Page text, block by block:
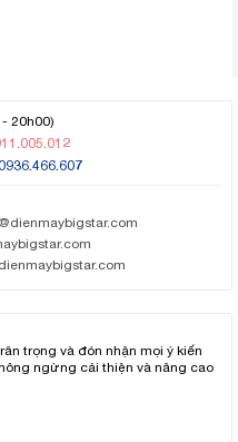
- 20h00)
trọng và đón nhận mọi ý kiến
ngừng cải thiện và nâng cao